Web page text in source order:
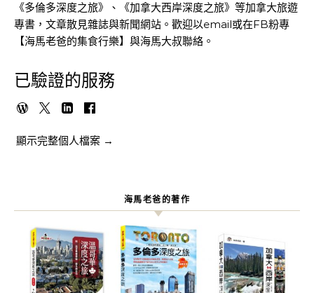
《多倫多深度之旅》、《加拿大西岸深度之旅》等加拿大旅遊
專書，文章散見雜誌與新聞網站。歡迎以email或在FB粉專
【海馬老爸的集食行樂】與海馬大叔聯絡。
已驗證的服務
顯示完整個人檔案 →
海馬老爸的著作